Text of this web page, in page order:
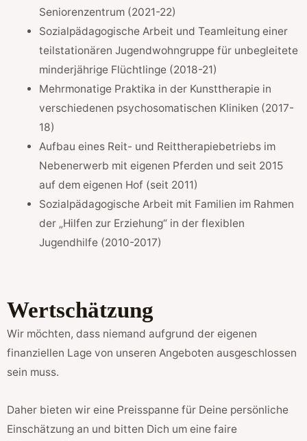
Seniorenzentrum (2021-22)
Sozialpädagogische Arbeit und Teamleitung einer
teilstationären Jugendwohngruppe für unbegleitete
minderjährige Flüchtlinge (2018-21)
Mehrmonatige Praktika in der Kunsttherapie in
verschiedenen psychosomatischen Kliniken (2017-
18)
Aufbau eines Reit- und Reittherapiebetriebs im
Nebenerwerb mit eigenen Pferden und seit 2015
auf dem eigenen Hof (seit 2011)
Sozialpädagogische Arbeit mit Familien im Rahmen
der „Hilfen zur Erziehung“ in der flexiblen
Jugendhilfe (2010-2017)
Wertschätzung
Wir möchten, dass niemand aufgrund der eigenen
finanziellen Lage von unseren Angeboten ausgeschlossen
sein muss.
Daher bieten wir eine Preisspanne für Deine persönliche
Einschätzung an und bitten Dich um eine faire